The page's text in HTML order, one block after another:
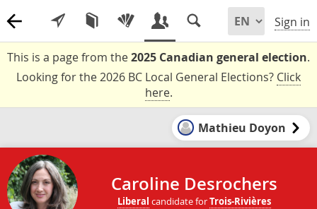
Sign in
This is a page from the2025 Canadian general election.
Looking for the 2026 BC Local General Elections? Click
here.
Mathieu Doyon
Caroline Desrochers
Liberal candidate forTrois-Rivières